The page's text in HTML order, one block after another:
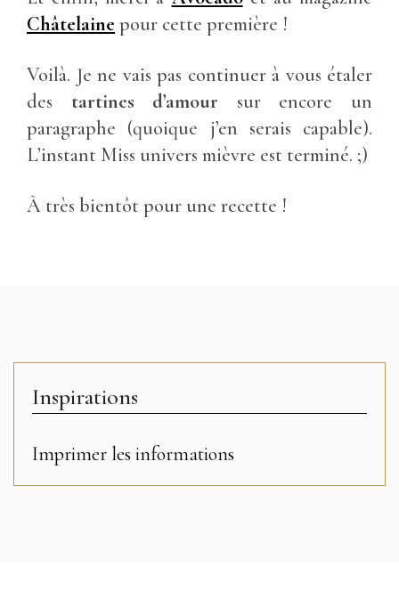
Châtelaine pour cette première !
Voilà. Je ne vais pas continuer à vous étaler
des tartines d’amour sur encore un
paragraphe (quoique j’en serais capable).
L’instant Miss univers mièvre est terminé. ;)
À très bientôt pour une recette !
Inspirations
Imprimer les informations